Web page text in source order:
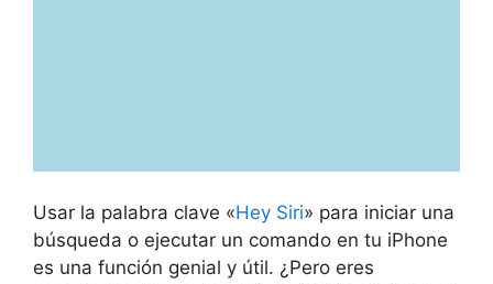
Usar la palabra clave «Hey Siri» para iniciar una
búsqueda o ejecutar un comando en tu iPhone
es una función genial y útil. ¿Pero eres